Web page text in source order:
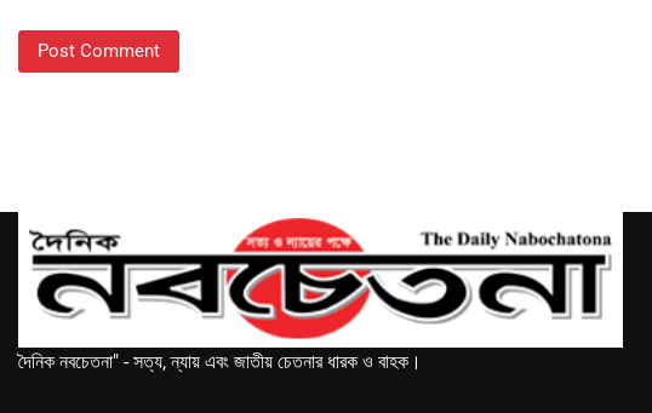
দৈনিক নবচেতনা" - সত্য, ন্যায় এবং জাতীয় চেতনার ধারক ও বাহক।